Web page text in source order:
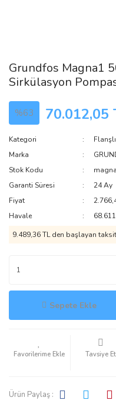
Grundfos Magna1
Sirkülasyon
%63 70.012,05
Kategori
Marka
Stok Kodu
Garanti Süresi
24 Ay
Fiyat
Havale
9.489,36 TL den başlayan
Sepete Ekle
Tavsiye Et
Ürün Paylaş :